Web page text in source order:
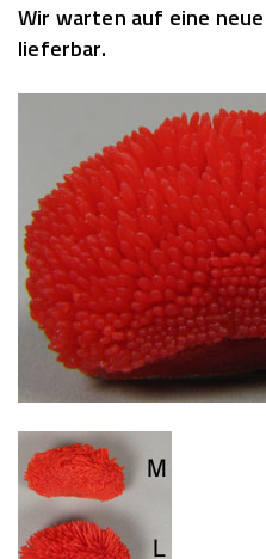
Wir warten auf eine
lieferbar.